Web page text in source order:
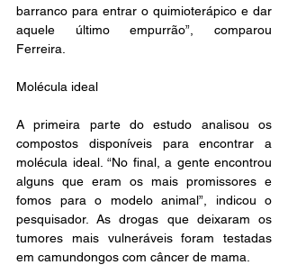
barranco para entrar o quimioterápico e dar
aquele último empurrão”, comparou
Ferreira.
Molécula ideal
A primeira parte do estudo analisou os
compostos disponíveis para encontrar a
molécula ideal. “No final, a gente encontrou
alguns que eram os mais promissores e
fomos para o modelo animal”, indicou o
pesquisador. As drogas que deixaram os
tumores mais vulneráveis foram testadas
em camundongos com câncer de mama.